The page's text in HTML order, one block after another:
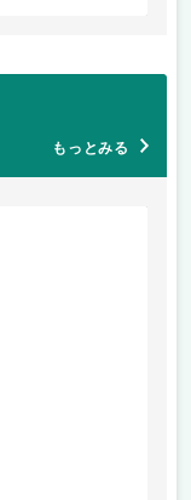
もっとみる